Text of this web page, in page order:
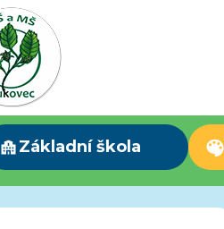
Základní škola